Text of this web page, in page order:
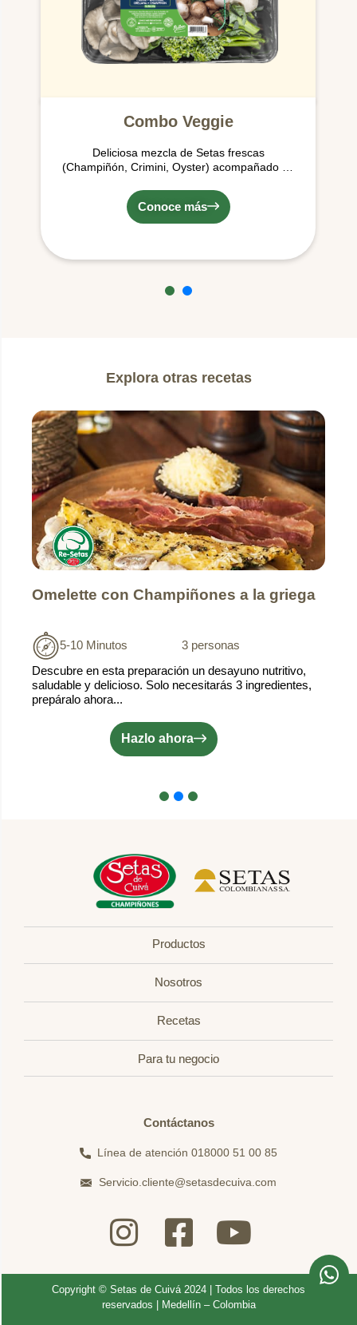
Combo Veggie
Deliciosa mezcla de Setas frescas
(Champiñón, Crimini, Oyster) acompañado de
ideales para hacer tus preparaciones más
deliciosas con su aporte vegetal.
Conoce más
Explora otras recetas
Omelette con Champiñones a la griega
5-10 Minutos
3 personas
Descubre en esta preparación un desayuno nutritivo,
saludable y delicioso. Solo necesitarás 3 ingredientes,
prepáralo ahora...
Hazlo ahora
Productos
Nosotros
Recetas
Para tu negocio
Contáctanos
Línea de atención 018000 51 00 85
Servicio.cliente@setasdecuiva.com
Copyright © Setas de Cuivá 2024 | Todos los derechos
reservados | Medellín – Colombia